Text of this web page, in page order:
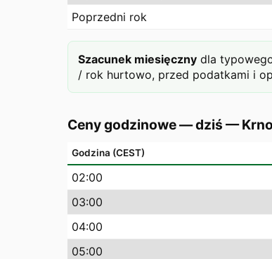
Poprzedni rok
Szacunek miesięczny dla
/ rok hurtowo, przed podatkami i
Ceny godzinowe — dziś —
Godzina (CEST)
02:00
03:00
04:00
05:00